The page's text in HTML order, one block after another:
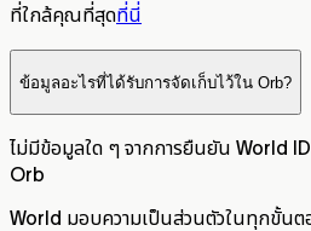
ที่ใกล้คุณที่สุดที่นี่
ข้อมูลอะไรที่ได้รับการจัดเก็บไว้ใน Orb?
ไม่มีข้อมูลใด ๆ จากการยืนยัน World
Orb
World มอบความเป็นส่วนตัวในทุกขั้น